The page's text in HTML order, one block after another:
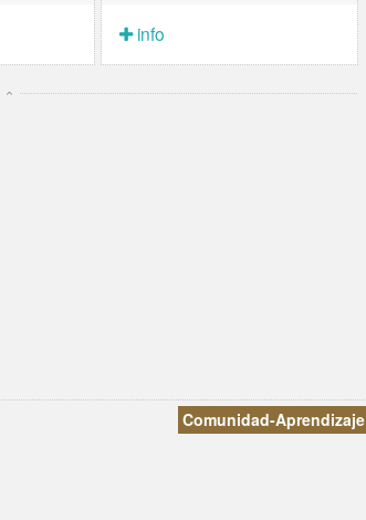
Plena
es un
Madrid todavía no existía
ningún proyecto similar. Se
inspiró en la experiencia de
info
Comunidad-Aprendizaje